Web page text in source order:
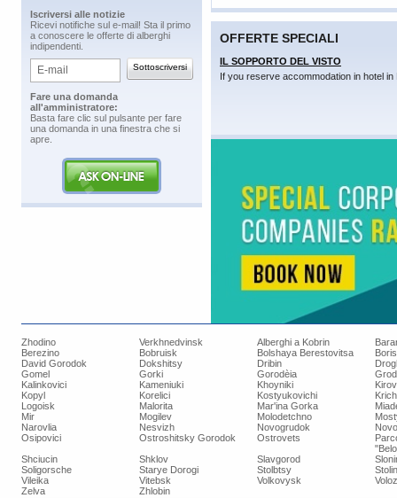
​Iscriversi alle notizie
​Ricevi notifiche sul e-mail! Sta il primo
a conoscere le offerte di alberghi
indipendenti.
​Fare una domanda
all'amministratore:
​Basta fare clic sul pulsante per fare
una domanda in una finestra che si
apre.
OFFERTE SPECIALI
IL SOPPORTO DEL VISTO
If you reserve accommodation in hotel
Zhodino Verkhnedvinsk Alberghi a Kobrin
Berezino
Bobruisk Bolshaya Berestovitsa
David Gorodok
Dokshitsy Dribin
Gomel
Gorki Gorodèia
Kalinkovici
Kameniuki Khoyniki
Kopyl
Korelici Kostyukovichi
Logoisk
Malorita Mar'ina Gorka
Mir
Mogilev Molodetchno
Narovlia
Nesvizh Novogrudok
Osipovici
Ostroshitsky Gorodok Ostrovets
Shciucin
Shklov Slavgorod
Soligorsche
Starye Dorogi Stolbtsy
Stolin
Vileika
Vitebsk Volkovysk
Zelva
Zhlobin